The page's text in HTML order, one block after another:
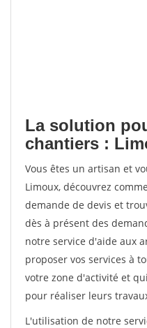
La solution
chantiers :
Vous êtes un artisan et
Limoux, découvrez
demande de devis et
dès à présent des
notre service d'aide aux
proposer vos services à
votre zone d'activité et
pour réaliser leurs
L'utilisation de notre